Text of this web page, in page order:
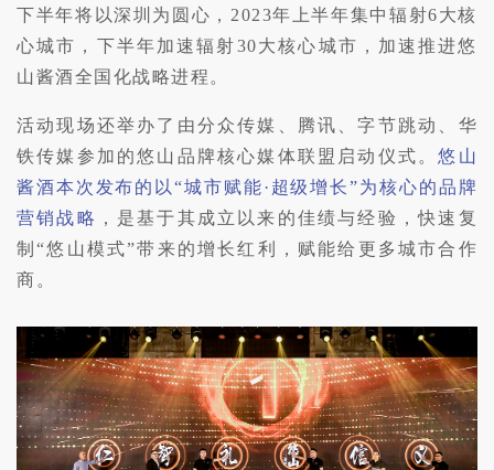
下半年将以深圳为圆心，2023年上半年集中辐射6大核
心城市，下半年加速辐射30大核心城市，加速推进悠
山酱酒全国化战略进程。
活动现场还举办了由分众传媒、腾讯、字节跳动、华
铁传媒参加的悠山品牌核心媒体联盟启动仪式。悠山
酱酒本次发布的以“城市赋能·超级增长”为核心的品牌
营销战略 ，是基于其成立以来的佳绩与经验，快速复
制“悠山模式”带来的增长红利，赋能给更多城市合作
商。